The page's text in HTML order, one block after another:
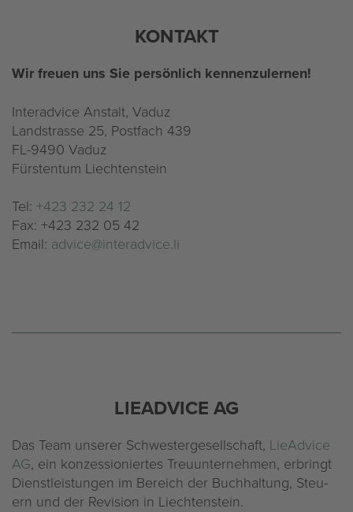
KON­TAKT
Wir freu­en uns Sie per­sön­lich ken­nen­zu­ler­nen!
In­terad­vice An­stalt, Vaduz
Land­stras­se 25, Post­fach 439
FL-9490 Vaduz
Fürs­ten­tum Liech­ten­stein
Tel: +423 232 24 12
Fax: +423 232 05 42
Email: ad­vice@​interadvice.​li
LIE­AD­VICE AG
Das Team un­se­rer Schwes­ter­ge­sell­schaft, Lie­Ad­vice
AG, ein kon­zes­sio­nier­tes Treu­un­ter­neh­men, er­bringt
Dienst­leis­tun­gen im Be­reich der Buch­hal­tung, Steu­
ern und der Re­vi­si­on in Liech­ten­stein.